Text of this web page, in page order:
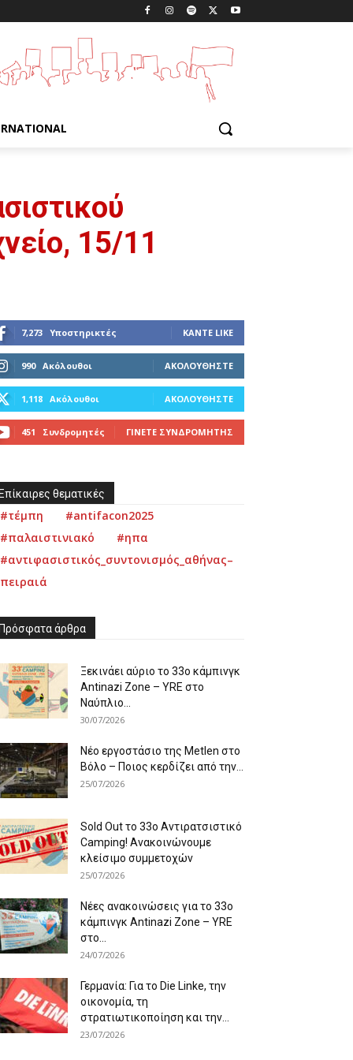
15/11
7,273 Υποστηρικτές ΚΆΝΤΕ LIKE
990 Ακόλουθοι ΑΚΟΛΟΥΘΉΣΤΕ
1,118 Ακόλουθοι ΑΚΟΛΟΥΘΉΣΤΕ
451 Συνδρομητές ΓΊΝΕΤΕ ΣΥΝΔΡΟΜΗΤΉΣ
θεματικές
#τέμπη
#antifacon2025
#παλαιστινιακό
#ηπα
#αντιφασιστικός_συντονισμός_αθήνας–
πειραιά
άρθρα
Ξεκινάει αύριο το 33ο κάμπινγκ
Antinazi Zone – YRE στο
Ναύπλιο...
30/07/2026
Νέο εργοστάσιο της Metlen στο
Βόλο – Ποιος κερδίζει από την...
25/07/2026
Sold Out το 33ο Αντιρατσιστικό
Camping! Ανακοινώνουμε
κλείσιμο συμμετοχών
25/07/2026
Νέες ανακοινώσεις για το 33ο
κάμπινγκ Antinazi Zone – YRE
στο...
24/07/2026
Γερμανία: Για το Die Linke, την
οικονομία, τη
στρατιωτικοποίηση και την...
23/07/2026